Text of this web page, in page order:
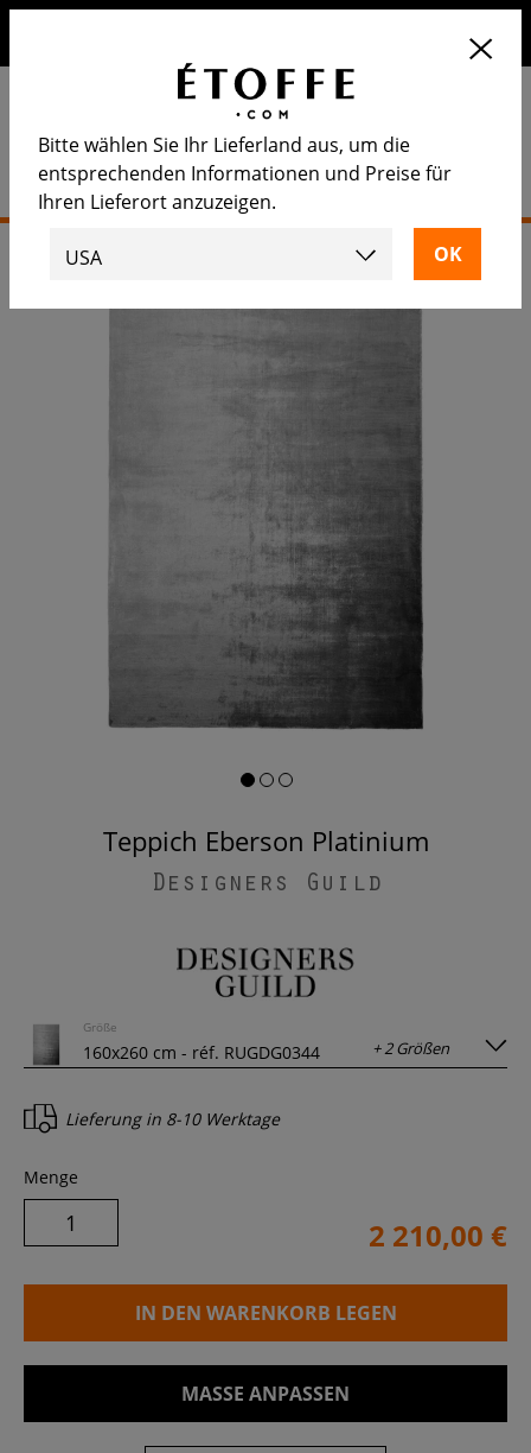
Teppich Eberson Platinium
Designers Guild
+ 2 Größen
Größe
Lieferung in 8-10 Werktage
Menge
2 210,00 €
IN DEN WARENKORB LEGEN
MASSE ANPASSEN
Bitte wählen Sie Ihr Lieferland aus, um die
entsprechenden Informationen und Preise für
Ihren Lieferort anzuzeigen.